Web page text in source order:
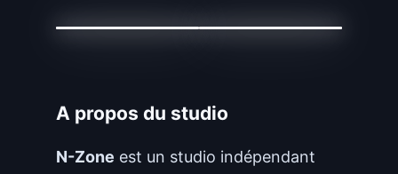
A propos du studio
N-Zone est un studio indépendant